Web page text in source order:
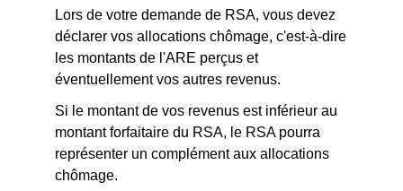
Lors de votre demande de RSA, vous devez
déclarer vos allocations chômage, c'est-à-dire
les montants de l'ARE perçus et
éventuellement vos autres revenus.
Si le montant de vos revenus est inférieur au
montant forfaitaire du RSA, le RSA pourra
représenter un complément aux allocations
chômage.